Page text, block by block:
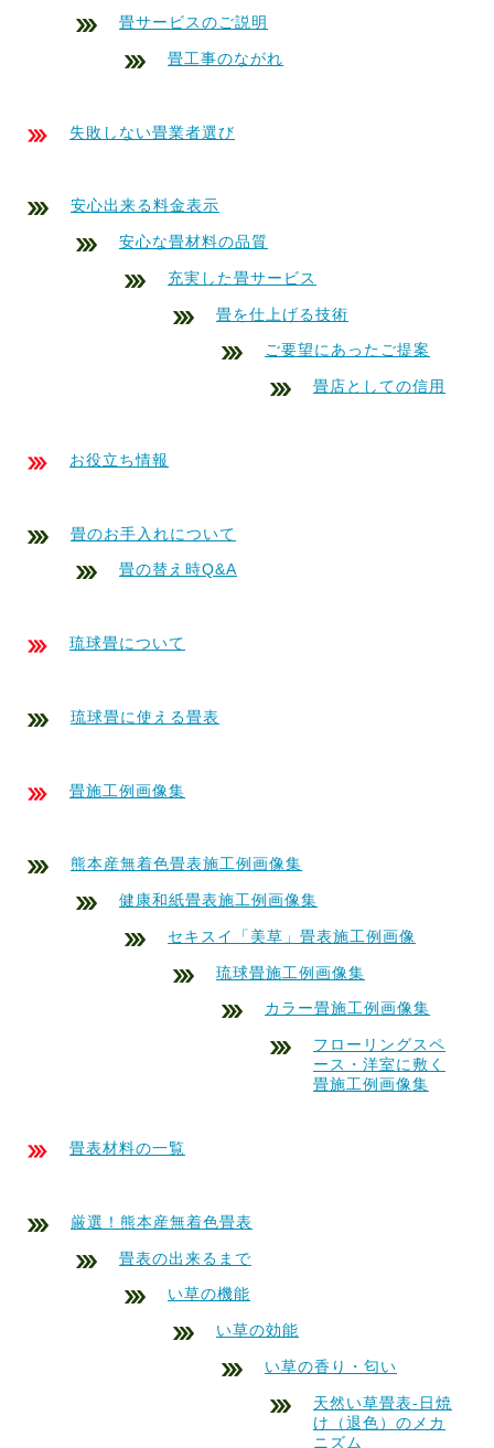
畳サービスのご説明
畳工事のながれ
失敗しない畳業者選び
安心出来る料金表示
安心な畳材料の品質
充実した畳サービス
畳を仕上げる技術
ご要望にあったご提案
畳店としての信用
お役立ち情報
畳のお手入れについて
畳の替え時Q&A
琉球畳について
琉球畳に使える畳表
畳施工例画像集
熊本産無着色畳表施工例画像集
健康和紙畳表施工例画像集
セキスイ「美草」畳表施工例画像
琉球畳施工例画像集
カラー畳施工例画像集
フローリングスペ
ース・洋室に敷く
畳施工例画像集
畳表材料の一覧
厳選！熊本産無着色畳表
畳表の出来るまで
い草の機能
い草の効能
い草の香り・匂い
天然い草畳表-日焼
け（退色）のメカ
ニズム